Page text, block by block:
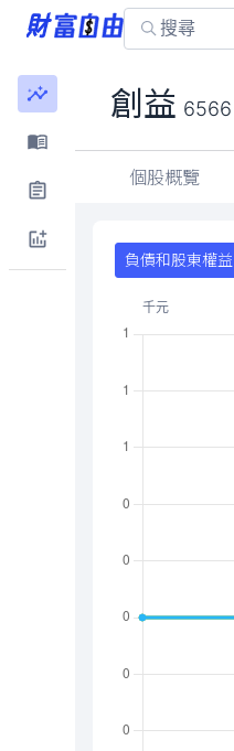
創益 6566
個股概覽
負債和股東權益